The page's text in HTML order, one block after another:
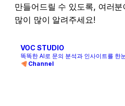
만들어드릴 수 있도록, 여러
많이 많이 알려주세요!
VOC STUDIO
똑똑한 AI로 문의 분석과 인사이트를 한
Channel